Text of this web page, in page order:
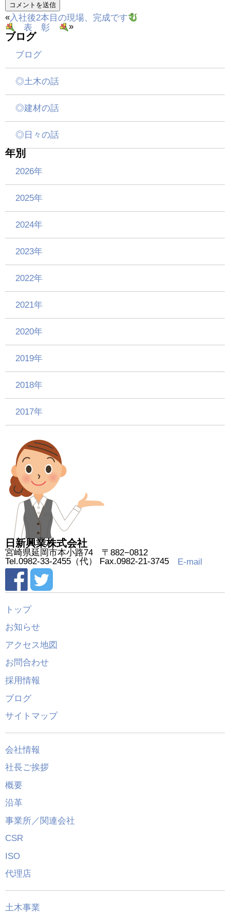
«入社後2本目の現場、完成です
表 彰
»
ブログ
ブログ
◎土木の話
◎建材の話
◎日々の話
年別
2026年
2025年
2024年
2023年
2022年
2021年
2020年
2019年
2018年
2017年
日新興業株式会社
宮崎県延岡市本小路74 〒882−0812
Tel.0982-33-2455（代） Fax.0982-21-3745 E-mail
トップ
お知らせ
アクセス地図
お問合わせ
採用情報
ブログ
サイトマップ
会社情報
社長ご挨拶
概要
沿革
事業所／関連会社
CSR
ISO
代理店
土木事業